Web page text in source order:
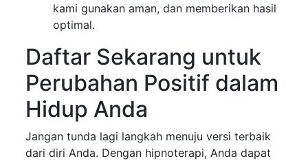
kami gunakan aman, dan memberikan hasil
optimal.
Daftar Sekarang untuk
Perubahan Positif dalam
Hidup Anda
Jangan tunda lagi langkah menuju versi terbaik
dari diri Anda. Dengan hipnoterapi, Anda dapat